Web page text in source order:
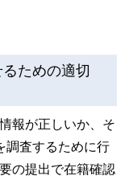
ための適切
報が正しいか、そ
調査するために行
の提出で在籍確認